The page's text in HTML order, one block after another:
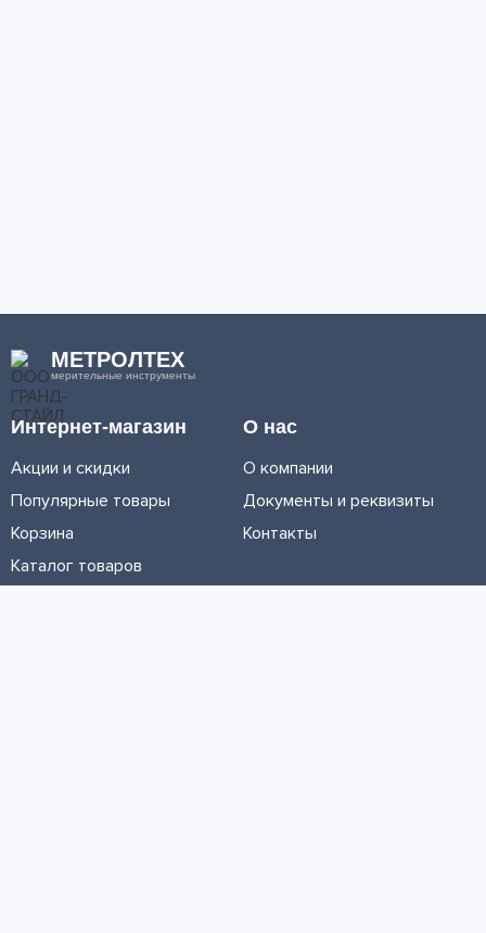
МЕТРОЛТЕХ
мерительные инструменты
Интернет-магазин
Акции и скидки
Популярные товары
Корзина
Каталог товаров
О нас
О компании
Документы и реквизиты
Контакты